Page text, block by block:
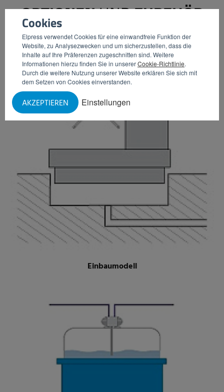
Cookies
Elpress verwendet Cookies für eine einwandfreie Funktion der
Website, zu Analysezwecken und um sicherzustellen, dass die
Inhalte auf Ihre Präferenzen zugeschnitten sind. Weitere
Informationen hierzu finden Sie in unsererCookie-Richtlinie.
Durch die weitere Nutzung unserer Website erklären Sie sich mit
dem Setzen von Cookies einverstanden.
Einstellungen
AKZEPTIEREN
OPTIONENUNDZUBEHÖR
Einbaumodell